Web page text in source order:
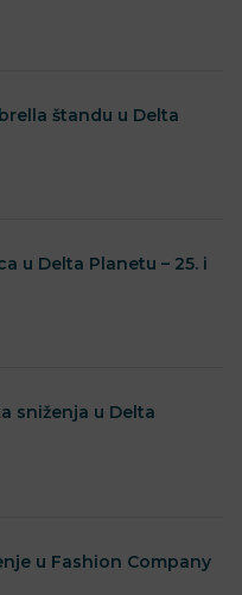
štandu u Delta
u Delta Planetu – 25. i
sniženja u Delta
u Fashion Company